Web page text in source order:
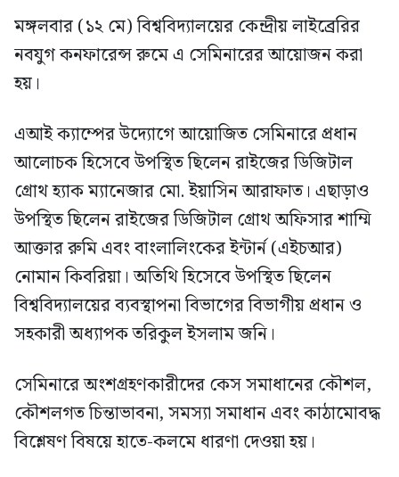
মঙ্গলবার (১২ মে) বিশ্ববিদ্যালয়ের কেন্দ্রীয় লাইব্রেরির
নবযুগ কনফারেন্স রুমে এ সেমিনারের আয়োজন করা
হয়।
এআই ক্যাম্পের উদ্যোগে আয়োজিত সেমিনারে প্রধান
আলোচক হিসেবে উপস্থিত ছিলেন রাইজের ডিজিটাল
গ্রোথ হ্যাক ম্যানেজার মো. ইয়াসিন আরাফাত। এছাড়াও
উপস্থিত ছিলেন রাইজের ডিজিটাল গ্রোথ অফিসার শাম্মি
আক্তার রুমি এবং বাংলালিংকের ইন্টার্ন (এইচআর)
নোমান কিবরিয়া। অতিথি হিসেবে উপস্থিত ছিলেন
বিশ্ববিদ্যালয়ের ব্যবস্থাপনা বিভাগের বিভাগীয় প্রধান ও
সহকারী অধ্যাপক তরিকুল ইসলাম জনি।
সেমিনারে অংশগ্রহণকারীদের কেস সমাধানের কৌশল,
কৌশলগত চিন্তাভাবনা, সমস্যা সমাধান এবং কাঠামোবদ্ধ
বিশ্লেষণ বিষয়ে হাতে-কলমে ধারণা দেওয়া হয়।